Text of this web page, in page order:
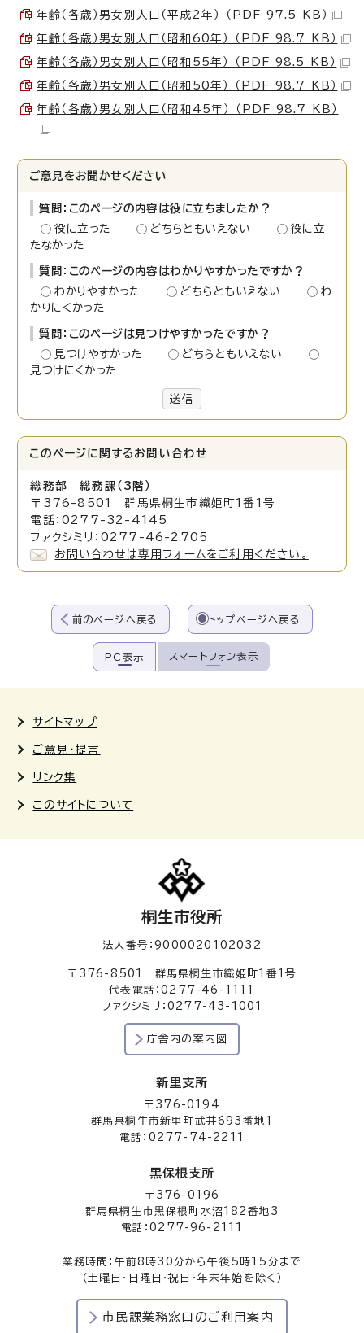
年齢（各歳）男女別人口（平成2年） （PDF 97.5 KB）
年齢（各歳）男女別人口（昭和60年） （PDF 98.7 KB）
年齢（各歳）男女別人口（昭和55年） （PDF 98.5 KB）
年齢（各歳）男女別人口（昭和50年） （PDF 98.7 KB）
年齢（各歳）男女別人口（昭和45年） （PDF 98.7 KB）
ご意見をお聞かせください
質問：このページの内容は役に立ちましたか？
役に立った
どちらともいえない
役に立
たなかった
質問：このページの内容はわかりやすかったですか？
わかりやすかった
どちらともいえない
わ
かりにくかった
質問：このページは見つけやすかったですか？
見つけやすかった
どちらともいえない
見つけにくかった
送信
このページに関する お問い合わせ
総務部 総務課（3階）
〒376-8501 群馬県桐生市織姫町1番1号
電話：0277-32-4145
ファクシミリ：0277-46-2705
お問い合わせは専用フォームをご利用ください。
前のページへ戻る トップページへ戻る
PC表示 スマートフォン表示
サイトマップ
ご意見・提言
リンク集
このサイトについて
桐生市役所
法人番号：9000020102032
〒376-8501 群馬県桐生市織姫町1番1号
代表電話：0277-46-1111
ファクシミリ：0277-43-1001
庁舎内の案内図
新里支所
〒376-0194
群馬県桐生市新里町武井693番地1
電話：0277-74-2211
黒保根支所
〒376-0196
群馬県桐生市黒保根町水沼182番地3
電話：0277-96-2111
業務時間：午前8時30分から午後5時15分まで
（土曜日・日曜日・祝日・年末年始を除く）
市民課業務窓口のご利用案内